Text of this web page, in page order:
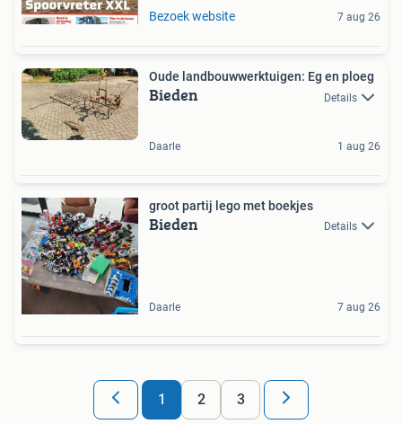
Bezoek website 7 aug 26
Oude landbouwwerktuigen: Eg en ploeg
Bieden Details
Daarle 1 aug 26
groot partij lego met boekjes
Bieden Details
Daarle 7 aug 26
1 2 3